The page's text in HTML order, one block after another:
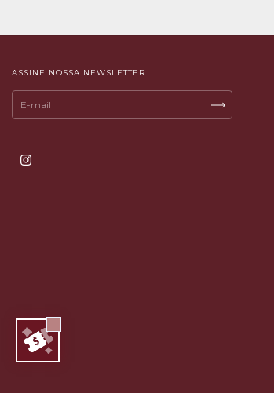
ASSINE NOSSA NEWSLETTER